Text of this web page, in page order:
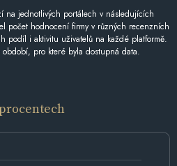
na jednotlivých portálech v následujících
počet hodnocení firmy v různých recenzních
podíl i aktivitu uživatelů na každé platformě.
pro které byla dostupná data.